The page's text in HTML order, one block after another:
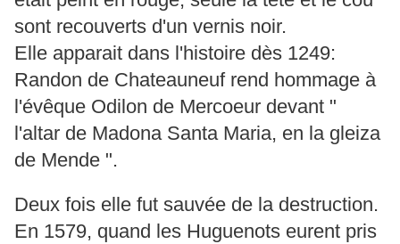
sont recouverts d'un vernis noir.
Elle apparait dans l'histoire dès 1249:
Randon de Chateauneuf rend hommage à
l'évêque Odilon de Mercoeur devant "
l'altar de Madona Santa Maria, en la gleiza
de Mende ".
Deux fois elle fut sauvée de la destruction.
En 1579, quand les Huguenots eurent pris